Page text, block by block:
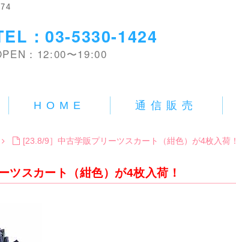
：03-5330-1424
：12:00〜19:00
HOME 通信販売
[23.8/9］中古学販プリーツスカート（紺色）が4枚入荷！
ツスカート（紺色）が4枚入荷！